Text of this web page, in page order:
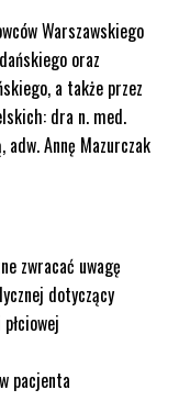
Warszawskiego
oraz
a także przez
dra n. med.
Annę Mazurczak
zwracać uwagę
dotyczący
pacjenta